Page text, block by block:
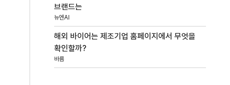
브랜드는
뉴엔AI
해외 바이어는 제조기업 홈페이지에서 무엇을
확인할까?
바름